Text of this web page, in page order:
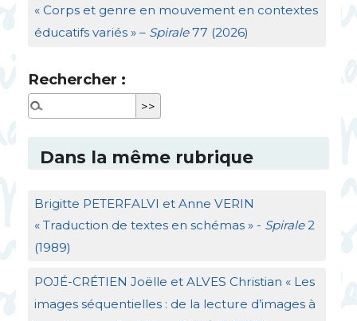
« Corps et genre en mouvement en contextes
éducatifs variés » – Spirale77 (2026)
Rechercher :
Dans la même rubrique
Brigitte PETERFALVI et Anne VERIN
« Traduction de textes en schémas » - Spirale2
(1989)
POJÉ-CRÉTIEN Joëlle et ALVES Christian « Les
images séquentielles : de la lecture d’images à